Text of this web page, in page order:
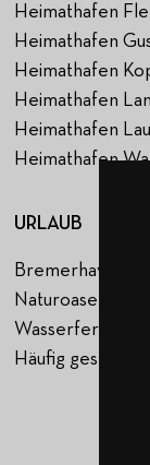
Heimathafen
Heimathafen
Heimathafen
Heimathafen
Heimathafen
Heimathafen
URLAUB
Bremerhaven
Naturoase
Häufig gestellte